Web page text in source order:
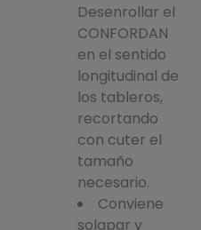
Desenrollar el
CONFORDAN
en el sentido
longitudinal de
los tableros,
recortando
con cuter el
tamaño
necesario.
Conviene
solapar y